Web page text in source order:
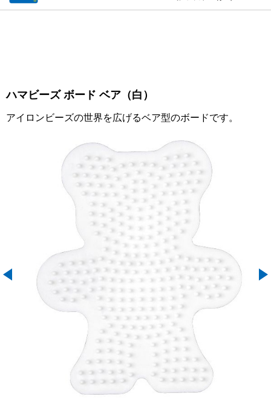
ハマビーズ ボード ベア（白）
アイロンビーズの世界を広げるベア型のボードです。